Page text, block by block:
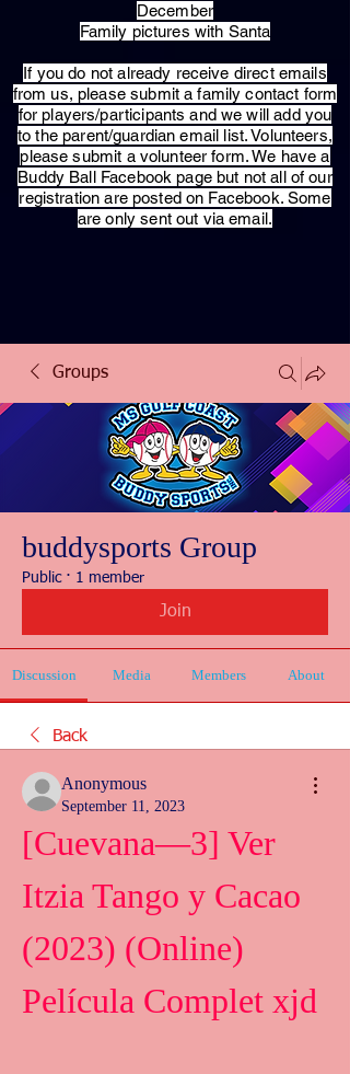
December
Family pictures with Santa
​If you do not already receive direct emails
from us, please submit a family contact form
for players/participants and we will add you
to the parent/guardian email list. Volunteers,
please submit a volunteer form. We have a
Buddy Ball Facebook page but not all of our
registration are posted on Facebook. Some
are only sent out via email.
Groups
buddysports Group
Public · 1 member
Join
Discussion Media Members About
Back
Anonymous
September 11, 2023
[Cuevana—3] Ver
Itzia Tango y Cacao
(2023) (Online)
Película Complet xjd